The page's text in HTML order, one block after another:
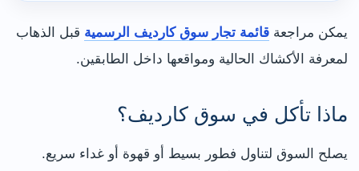
يمكن مراجعة قائمة تجار سوق كارديف الرسمية قبل الذهاب
لمعرفة الأكشاك الحالية ومواقعها داخل الطابقين.
ماذا تأكل في سوق كارديف؟
يصلح السوق لتناول فطور بسيط أو قهوة أو غداء سريع.